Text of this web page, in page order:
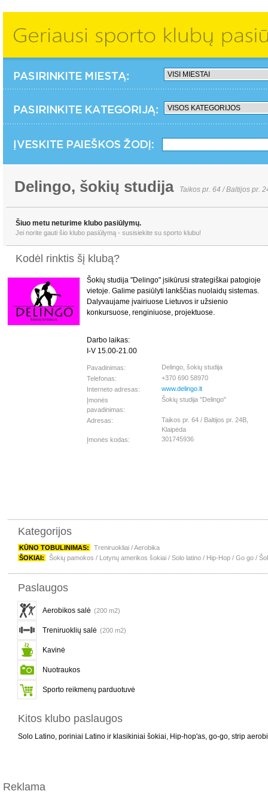
Delingo, šokių studija Taikos pr. 64 / Baltijos pr.
Šiuo metu neturime klubo pasiūlymų.
Jei norite gauti šio klubo pasiūlymą - susisiekite su sporto klubu!
Kodėl rinktis šį klubą?
Šokių studija "Delingo" įsikūrusi strategiškai patogioje
vietoje. Galime pasiūlyti lankščias nuolaidų sistemas.
Dalyvaujame įvairiuose Lietuvos ir užsienio
konkursuose, renginiuose, projektuose.
Darbo laikas:
I-V 15.00-21.00
Pavadinimas:
Delingo, šokių studija
Telefonas:
+370 690 58970
Interneto adresas:
www.delingo.lt
Įmonės
pavadinimas:
Šokių studija "Delingo"
Adresas:
Taikos pr. 64 / Baltijos pr. 24B,
Klaipėda
Įmonės kodas:
301745936
Kategorijos
KŪNO TOBULINIMAS:
Treniruokliai / Aerobika
ŠOKIAI:
Šokių pamokos / Lotynų amerikos šokiai / Solo latino / Hip-Hop / Go go /
Paslaugos
Aerobikos salė (200 m2)
Treniruoklių salė (200 m2)
Kavinė
Nuotraukos
Sporto reikmenų parduotuvė
Kitos klubo paslaugos
Solo Latino, poriniai Latino ir klasikiniai šokiai, Hip-hop'as, go-go, strip
Reklama